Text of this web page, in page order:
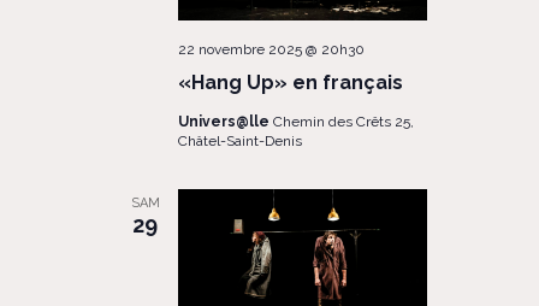
«Hang Up» en français
22 novembre 2025 @ 20h30
Univers@lle Chemin des Crêts 25,
Châtel-Saint-Denis
SAM
29